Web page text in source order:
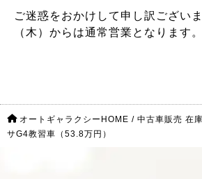
ご迷惑をおかけして申し訳ござい
（木）からは通常営業となります。
オートギャラクシーHOME / 中古車販売 在
サG4教習車（53.8万円）